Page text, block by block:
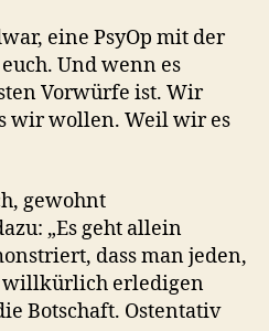
eine PsyOp mit der
Und wenn es
Vorwürfe ist. Wir
wir wollen. Weil wir es
gewohnt
„Es geht allein
dass man jeden,
willkürlich erledigen
Botschaft. Ostentativ